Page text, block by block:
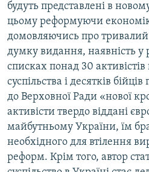
будуть представлені в
цьому реформуючи
домовляючись про тривалий
думку видання, наявність у
списках понад 30
суспільства і десятків
до Верховної Ради «нової
активісти твердо віддані
майбутньому України, їм
необхідного для втілення
реформ. Крім того, автор